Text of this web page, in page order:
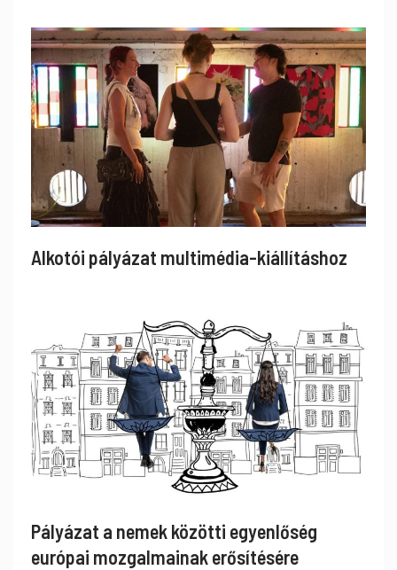
Alkotói pályázat multimédia-kiállításhoz
Pályázat a nemek közötti egyenlőség
európai mozgalmainak erősítésére